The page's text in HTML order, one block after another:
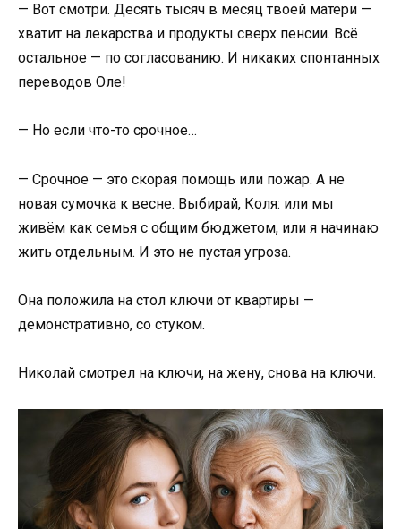
— Вот смотри. Десять тысяч в месяц твоей матери —
хватит на лекарства и продукты сверх пенсии. Всё
остальное — по согласованию. И никаких спонтанных
переводов Оле!
— Но если что-то срочное…
— Срочное — это скорая помощь или пожар. А не
новая сумочка к весне. Выбирай, Коля: или мы
живём как семья с общим бюджетом, или я начинаю
жить отдельным. И это не пустая угроза.
Она положила на стол ключи от квартиры —
демонстративно, со стуком.
Николай смотрел на ключи, на жену, снова на ключи.